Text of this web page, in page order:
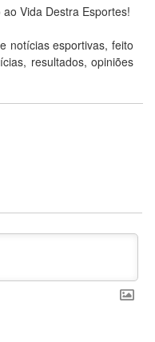
Vida Destra Esportes!
notícias esportivas, feito
resultados, opiniões